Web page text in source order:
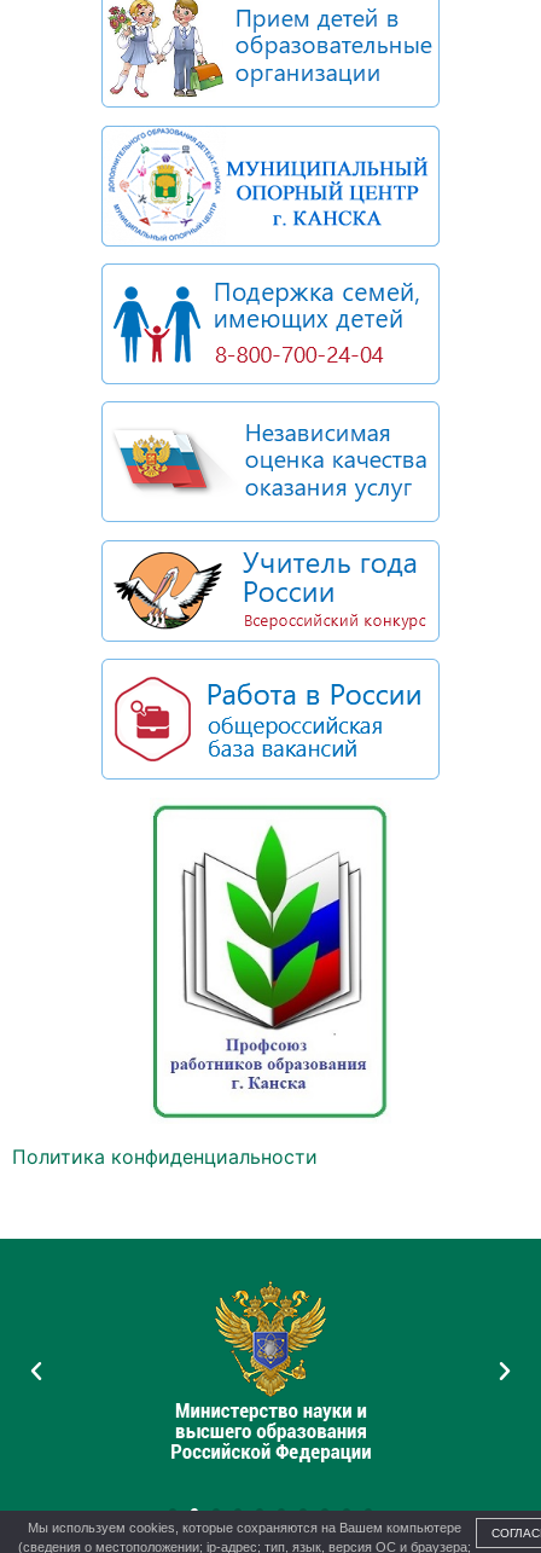
Политика конфиденциальности
Мы используем cookies, которые сохраняются на Вашем компьютере
(сведения о местоположении; ip-адрес; тип, язык, версия ОС и браузера;